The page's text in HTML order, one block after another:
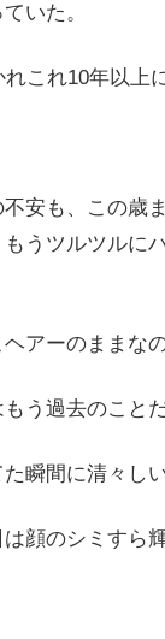
いた。
これ10年以上
安も、この歳
うツルツルに
アーのままな
う過去のことだ
瞬間に清々し
顔のシミすら